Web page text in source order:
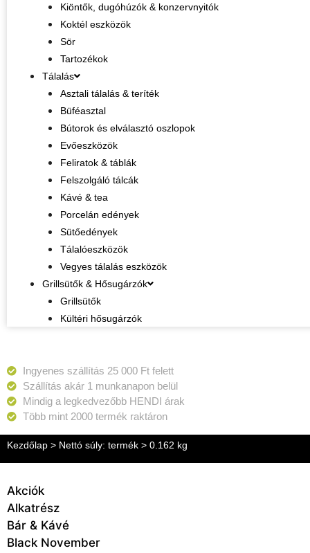
Kiöntők, dugóhúzók & konzervnyitók
Koktél eszközök
Sör
Tartozékok
Tálalás
Asztali tálalás & teríték
Büféasztal
Bútorok és elválasztó oszlopok
Evőeszközök
Feliratok & táblák
Felszolgáló tálcák
Kávé & tea
Porcelán edények
Sütőedények
Tálalóeszközök
Vegyes tálalás eszközök
Grillsütők & Hősugárzók
Grillsütők
Kültéri hősugárzók
Ingyenes szállítás 25 000 Ft felett
Szállítás akár 1 munkanapon belül
Mindig a legkedvezőbb HENDI árak
Több mint 2000 termék raktáron
Kezdőlap > Nettó súly: termék > 0.162 kg
Akciók
Alkatrész
Bár & Kávé
Black November